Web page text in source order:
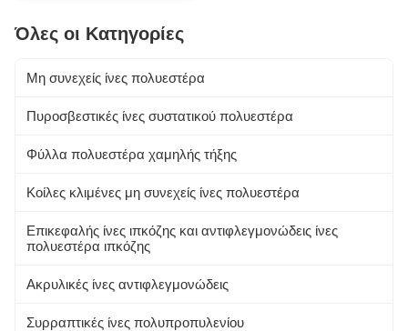
breathability, softness, and eco-
Όλες οι Κατηγορίες
Μη συνεχείς ίνες πολυεστέρα
Πυροσβεστικές ίνες συστατικού πολυεστέρα
Φύλλα πολυεστέρα χαμηλής τήξης
Κοίλες κλιμένες μη συνεχείς ίνες πολυεστέρα
Επικεφαλής ίνες ιπκόζης και αντιφλεγμονώδεις ίνες
πολυεστέρα ιπκόζης
Ακρυλικές ίνες αντιφλεγμονώδεις
Συρραπτικές ίνες πολυπροπυλενίου